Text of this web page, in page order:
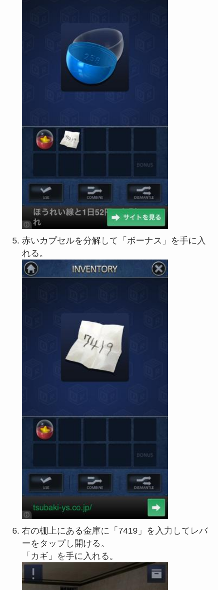
赤いカプセルを分解して「ボーナス」を手に入
れる。
右の棚上にある金庫に「7419」を入力してレバ
ーをタップし開ける。
「カギ」を手に入れる。